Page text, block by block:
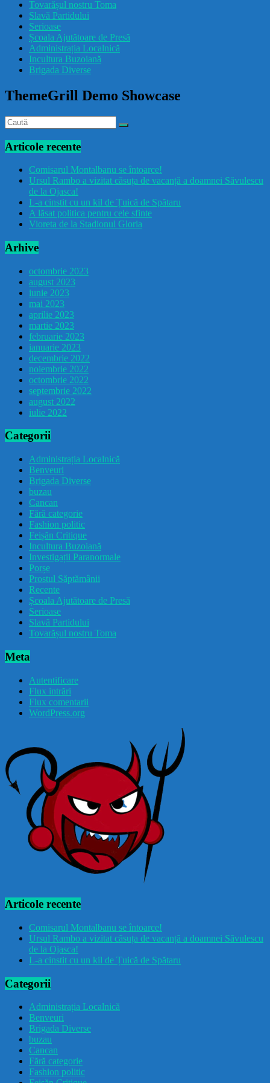
drăcușorulbuzoian
Tovarășul nostru Toma
Slavă Partidului
Serioase
Școala Ajutătoare de Presă
Administrația Localnică
Incultura Buzoiană
Brigada Diverse
ThemeGrill Demo Showcase
Articole recente
Comisarul Montalbanu se întoarce!
Ursul Rambo a vizitat căsuța de vacanță a doamnei Săvulescu
de la Ojasca!
L-a cinstit cu un kil de Țuică de Spătaru
A lăsat politica pentru cele sfinte
Vioreta de la Stadionul Gloria
Arhive
octombrie 2023
august 2023
iunie 2023
mai 2023
aprilie 2023
martie 2023
februarie 2023
ianuarie 2023
decembrie 2022
noiembrie 2022
octombrie 2022
septembrie 2022
august 2022
iulie 2022
Categorii
Administrația Localnică
Benveuri
Brigada Diverse
buzau
Cancan
Fără categorie
Fashion politic
Feișăn Critique
Incultura Buzoiană
Investigații Paranormale
Porșe
Prostul Săptămânii
Recente
Școala Ajutătoare de Presă
Serioase
Slavă Partidului
Tovarășul nostru Toma
Meta
Autentificare
Flux intrări
Flux comentarii
WordPress.org
Articole recente
Comisarul Montalbanu se întoarce!
Ursul Rambo a vizitat căsuța de vacanță a doamnei Săvulescu
de la Ojasca!
L-a cinstit cu un kil de Țuică de Spătaru
Categorii
Administrația Localnică
Benveuri
Brigada Diverse
buzau
Cancan
Fără categorie
Fashion politic